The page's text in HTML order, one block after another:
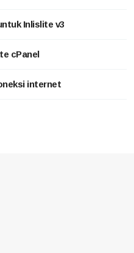
Inlislite v3
cPanel
internet